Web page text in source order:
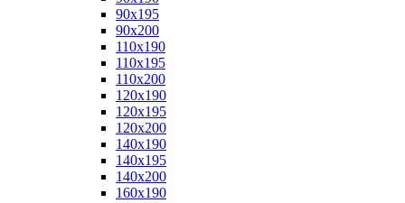
90x195
90x200
110x190
110x195
110x200
120x190
120x195
120x200
140x190
140x195
140x200
160x190